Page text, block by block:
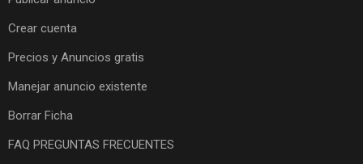
Crear cuenta
Precios y Anuncios gratis
Manejar anuncio existente
Borrar Ficha
FAQ PREGUNTAS FRECUENTES